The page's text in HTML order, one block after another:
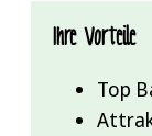
Ihre Vorteile
Top